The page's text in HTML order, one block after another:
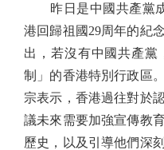
昨日是中國共產黨成
港回歸祖國29周年的紀
出，若沒有中國共產黨
制」的香港特別行政區
宗表示，香港過往對於
議未來需要加強宣傳教
歷史，以及引導他們深